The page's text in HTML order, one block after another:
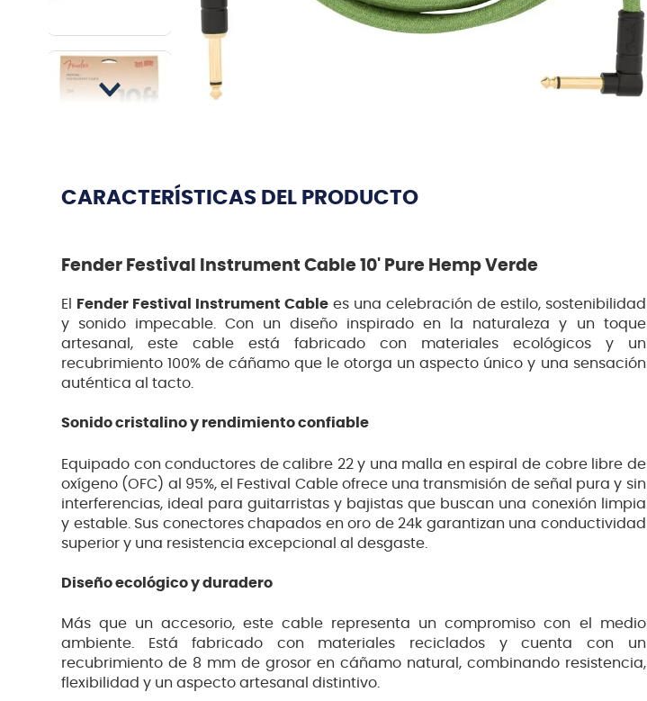
CARACTERÍSTICAS DEL PRODUCTO
Fender Festival Instrument Cable 10' Pure Hemp Verde
El Fender Festival Instrument Cablees una celebración de estilo, sostenibilidad
y sonido impecable. Con un diseño inspirado en la naturaleza y un toque
artesanal, este cable está fabricado con materiales ecológicos y un
recubrimiento 100% de cáñamo que le otorga un aspecto único y una sensación
auténtica al tacto.
Sonido cristalino y rendimiento confiable
Equipado con conductores de calibre 22 y una malla en espiral de cobre libre de
oxígeno (OFC) al 95%, el Festival Cable ofrece una transmisión de señal pura y sin
interferencias, ideal para guitarristas y bajistas que buscan una conexión limpia
y estable. Sus conectores chapados en oro de 24k garantizan una conductividad
superior y una resistencia excepcional al desgaste.
Diseño ecológico y duradero
Más que un accesorio, este cable representa un compromiso con el medio
ambiente. Está fabricado con materiales reciclados y cuenta con un
recubrimiento de 8 mm de grosor en cáñamo natural, combinando resistencia,
flexibilidad y un aspecto artesanal distintivo.